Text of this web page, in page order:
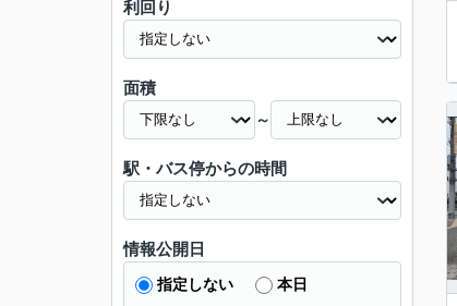
利回り
面積
～
駅・バス停からの時間
情報公開日
指定しない 本日